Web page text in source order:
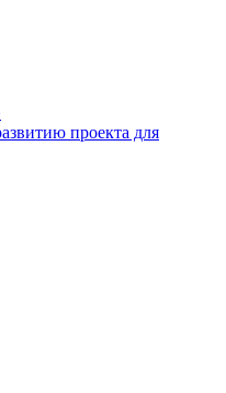
проекта для